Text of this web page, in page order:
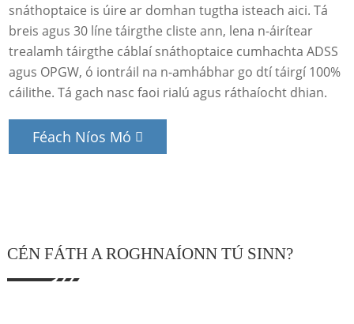
snáthoptaice is úire ar domhan tugtha isteach aici. Tá
breis agus 30 líne táirgthe cliste ann, lena n-áirítear
trealamh táirgthe cáblaí snáthoptaice cumhachta ADSS
agus OPGW, ó iontráil na n-amhábhar go dtí táirgí 100%
cáilithe. Tá gach nasc faoi rialú agus ráthaíocht dhian.
Féach Níos Mó
CÉN FÁTH A ROGHNAÍONN TÚ SINN?